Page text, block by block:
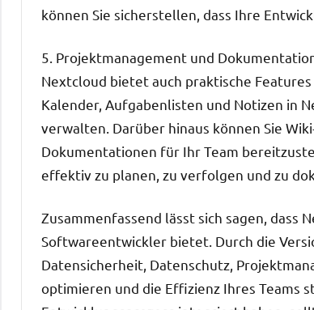
können Sie sicherstellen, dass Ihre
5. Projektmanagement und
Nextcloud bietet auch praktische
Kalender, Aufgabenlisten und Notizen in
verwalten. Darüber hinaus können Sie
Dokumentationen für Ihr Team
effektiv zu planen, zu verfolgen und zu
Zusammenfassend lässt sich sagen,
Softwareentwickler bietet. Durch die
Datensicherheit, Datenschutz,
optimieren und die Effizienz Ihres Teams